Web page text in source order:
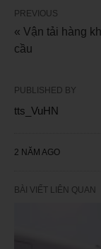
PREVIOUS
« Vận tải hàng
cầu
PUBLISHED BY
tts_VuHN
2 NĂM AGO
BÀI VIẾT LIÊN QUAN